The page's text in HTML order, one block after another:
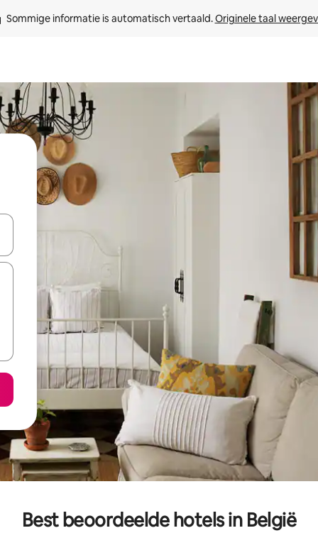
Sommige informatie is automatisch vertaald. Originele taal
keuze met je de pijltjestoetsen omhoog en omlaag, óf door te
Best beoordeelde hotels in België